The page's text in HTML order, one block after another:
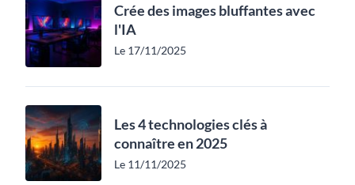
Crée des images bluffantes avec
l'IA
Le 17/11/2025
Les 4 technologies clés à
connaître en 2025
Le 11/11/2025